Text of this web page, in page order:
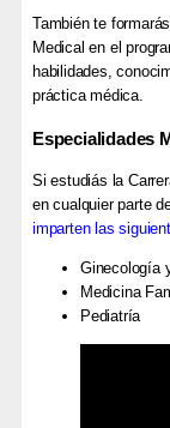
También te
Medical en el
habilidades,
práctica médica.
Especialidades
Si estudiás la
en cualquier parte
imparten las
Ginecología
Medicina
Pediatría